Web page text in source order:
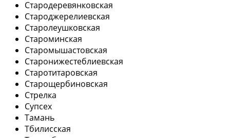
Стародеревянковская
Староджерелиевская
Старолеушковская
Староминская
Старомышастовская
Старонижестеблиевская
Старотитаровская
Старощербиновская
Стрелка
Супсех
Тамань
Тбилисская